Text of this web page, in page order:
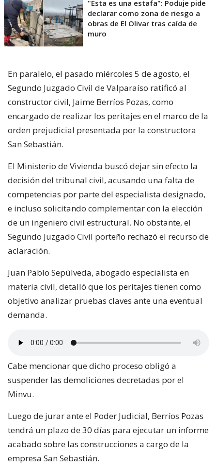
"Esta es una estafa": Poduje pide
declarar como zona de riesgo a
obras de El Olivar tras caída de
muro
En paralelo, el pasado miércoles 5 de agosto, el
Segundo Juzgado Civil de Valparaíso ratificó al
constructor civil, Jaime Berríos Pozas, como
encargado de realizar los peritajes en el marco de la
orden prejudicial presentada por la constructora
San Sebastián.
El Ministerio de Vivienda buscó dejar sin efecto la
decisión del tribunal civil, acusando una falta de
competencias por parte del especialista designado,
e incluso solicitando complementar con la elección
de un ingeniero civil estructural. No obstante, el
Segundo Juzgado Civil porteño rechazó el recurso de
aclaración.
Juan Pablo Sepúlveda, abogado especialista en
materia civil, detalló que los peritajes tienen como
objetivo analizar pruebas claves ante una eventual
demanda.
Cabe mencionar que dicho proceso obligó a
suspender las demoliciones decretadas por el
Minvu.
Luego de jurar ante el Poder Judicial, Berríos Pozas
tendrá un plazo de 30 días para ejecutar un informe
acabado sobre las construcciones a cargo de la
empresa San Sebastián.